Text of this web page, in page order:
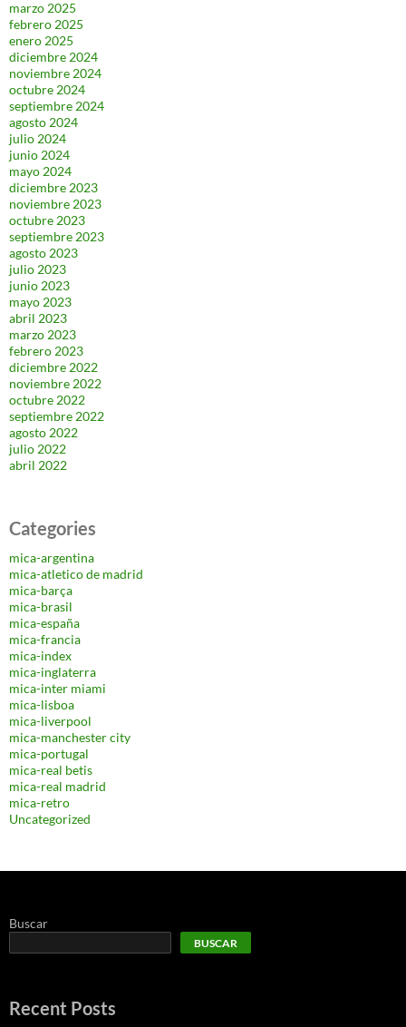
marzo 2025
febrero 2025
enero 2025
diciembre 2024
noviembre 2024
octubre 2024
septiembre 2024
agosto 2024
julio 2024
junio 2024
mayo 2024
diciembre 2023
noviembre 2023
octubre 2023
septiembre 2023
agosto 2023
julio 2023
junio 2023
mayo 2023
abril 2023
marzo 2023
febrero 2023
diciembre 2022
noviembre 2022
octubre 2022
septiembre 2022
agosto 2022
julio 2022
abril 2022
Categories
mica-argentina
mica-atletico de madrid
mica-barça
mica-brasil
mica-españa
mica-francia
mica-index
mica-inglaterra
mica-inter miami
mica-lisboa
mica-liverpool
mica-manchester city
mica-portugal
mica-real betis
mica-real madrid
mica-retro
Uncategorized
Buscar
BUSCAR
Recent Posts